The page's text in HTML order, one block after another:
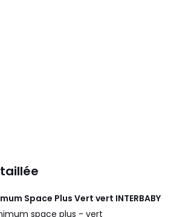
Space Plus Vert vert INTERBABY
space plus - vert